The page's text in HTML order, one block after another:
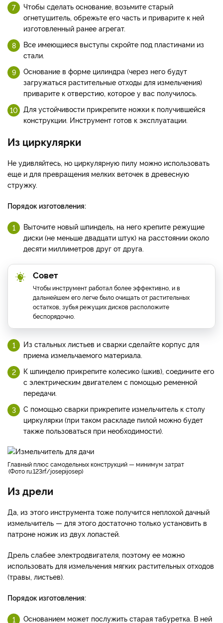
Чтобы сделать основание, возьмите старый
огнетушитель, обрежьте его часть и приварите к ней
изготовленный ранее агрегат.
Все имеющиеся выступы скройте под пластинами из
стали.
Основание в форме цилиндра (через него будут
загружаться растительные отходы для измельчения)
приварите к отверстию, которое у вас получилось.
Для устойчивости прикрепите ножки к получившейся
конструкции. Инструмент готов к эксплуатации.
Из циркулярки
Не удивляйтесь, но циркулярную пилу можно использовать
еще и для превращения мелких веточек в древесную
стружку.
Порядок изготовления:
Выточите новый шпиндель, на него крепите режущие
диски (не меньше двадцати штук) на расстоянии около
десяти миллиметров друг от друга.
Совет
Чтобы инструмент работал более эффективно, и в
дальнейшем его легче было очищать от растительных
остатков, зубья режущих дисков расположите
беспорядочно.
Из стальных листьев и сварки сделайте корпус для
приема измельчаемого материала.
К шпинделю прикрепите колесико (шкив), соедините его
с электрическим двигателем с помощью ременной
передачи.
С помощью сварки прикрепите измельчитель к столу
циркулярки (при таком раскладе пилой можно будет
также пользоваться при необходимости).
главный плюс самодельных конструкций — минимум затрат
Фото ru.123rf/josepijosep
Из дрели
Да, из этого инструмента тоже получится неплохой дачный
измельчитель — для этого достаточно только установить в
патроне ножик из двух лопастей.
Дрель слабее электродвигателя, поэтому ее можно
использовать для измельчения мягких растительных отходов
(травы, листьев).
Порядок изготовления:
Основанием может послужить старая табуретка. В ней